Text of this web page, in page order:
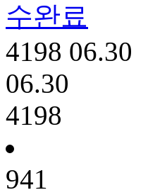
수완료
4198 06.30
06.30
4198
941